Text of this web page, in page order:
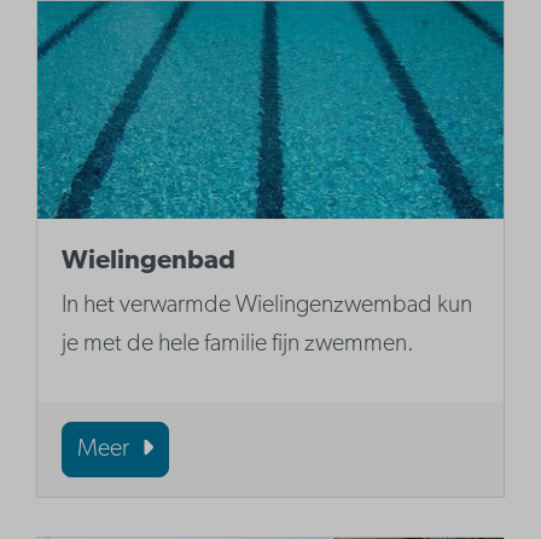
Wielingenbad
In het verwarmde Wielingenzwembad kun
je met de hele familie fijn zwemmen.
Meer